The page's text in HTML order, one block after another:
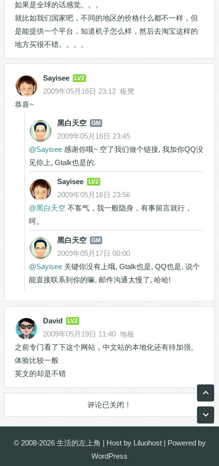
如果是全球的话感觉。。。
就比如我们国家吧，不同的地区的价格什么都不一样，但
是能提供一个平台，知道机子怎么样，然后去淘宝这样的
地方买很不错。。。。
Sayisee LV2
2009年05月16日 23:12 板凳
恭喜~
黑白天空 GM
2009年05月16日 23:45
@Sayisee感谢你哦~ 空了我们做个链接, 我加你QQ没
见你上, Gtalk也是的.
Sayisee LV2
2009年05月16日 23:56
@黑白天空不客气，我一般隐身，有事留言就行，
呵。
黑白天空 GM
2009年05月17日 00:00
@Sayisee关键你没有上哦, Gtalk也是, QQ也是, 说个
能直接联系到你的嘛, 邮件沟通太慢了, 哈哈!
David LV2
2009年05月19日 11:40 地板
之前专门看了下这个网站，中文站的本地化还有待加强。
体验比较一般
英文的却是不错
评论已关闭！
© 2008-2026 生活的左上角 | Host by Liluohost| Powered by
WordPress